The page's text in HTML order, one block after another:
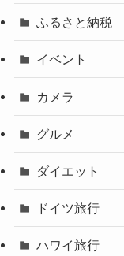
ふるさと納税
イベント
カメラ
グルメ
ダイエット
ドイツ旅行
ハワイ旅行